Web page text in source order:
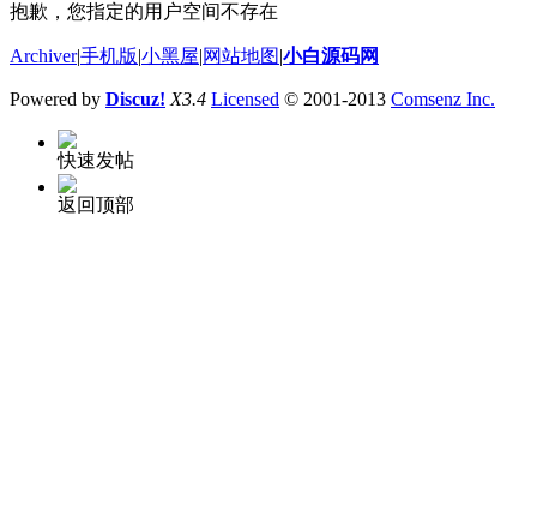
抱歉，您指定的用户空间不存在
Archiver|手机版 小黑屋 网站地图 小白源码网
Powered by Discuz! X3.4 Licensed © 2001-2013 Comsenz Inc.
快速发帖
返回顶部